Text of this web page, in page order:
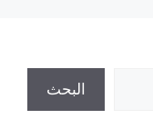
البحث